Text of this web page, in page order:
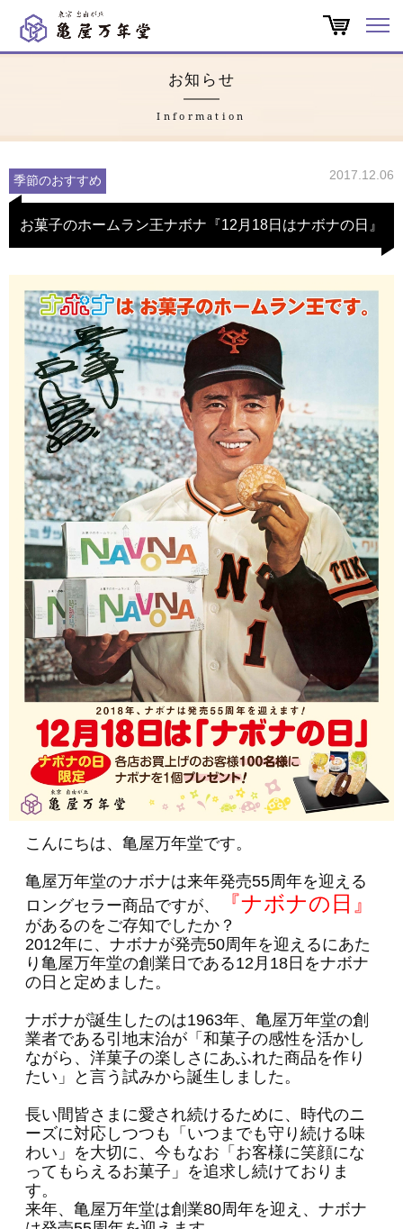
特集
会社概要
よくある質問
会員募集
お問い合わせ
お知らせ
Information
季節のおすすめ 2017.12.06
お菓子のホームラン王ナボナ『12月18日はナボナの日』
こんにちは、亀屋万年堂です。
亀屋万年堂のナボナは来年発売55周年を迎える
ロングセラー商品ですが、
『ナボナの日』
があるのをご存知でしたか？
2012年に、ナボナが発売50周年を迎えるにあた
り亀屋万年堂の創業日である12月18日をナボナ
の日と定めました。
ナボナが誕生したのは1963年、亀屋万年堂の創
業者である引地末治が「和菓子の感性を活かし
ながら、洋菓子の楽しさにあふれた商品を作り
たい」と言う試みから誕生しました。
長い間皆さまに愛され続けるために、時代のニ
ーズに対応しつつも「いつまでも守り続ける味
わい」を大切に、今もなお「お客様に笑顔にな
ってもらえるお菓子」を追求し続けておりま
す。
来年、亀屋万年堂は創業80周年を迎え、ナボナ